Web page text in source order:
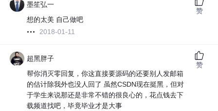
墨笙弘一
想的太美 自己做吧
2018-01-11
赞
超黑胖子
帮你消灭零回复，你这直接要源码的还要别人发邮箱
的估计除我外也没人回了 虽然CSDN现在挺黑，但对
于学生来说那还是非常不错的很良心的，花点钱去下
载频道找吧，毕竟毕业才是大事
赞